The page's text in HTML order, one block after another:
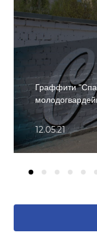
Граффити
12.05.21